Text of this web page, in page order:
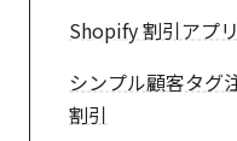
Shopify 割引アプ
シンプル顧客タグ
割引